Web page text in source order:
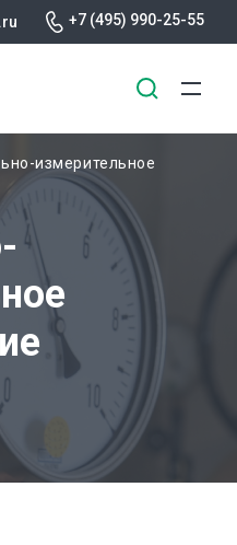
+7 (495) 990-25-55
измерительное